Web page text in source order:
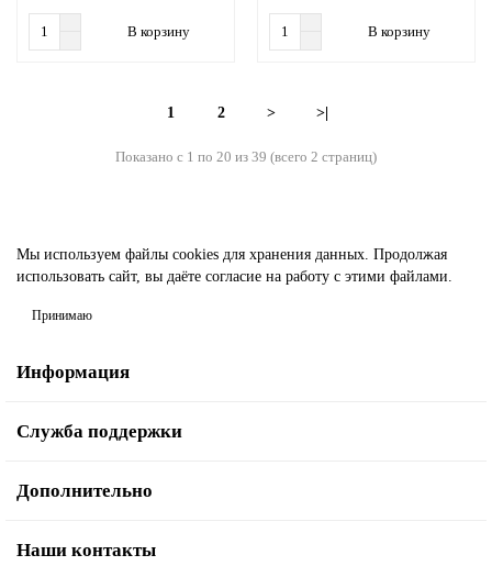
В корзину В корзину
1 2 > >|
Показано с 1 по 20 из 39 (всего 2 страниц)
Мы используем файлы cookies для хранения данных. Продолжая
использовать сайт, вы даёте согласие на работу с этими файлами.
Принимаю
Информация
Служба поддержки
Дополнительно
Наши контакты